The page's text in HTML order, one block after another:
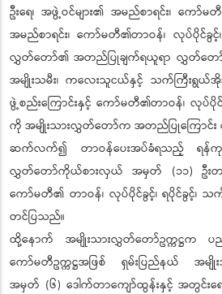
ဦးရေ၊ အဖွဲ့ဝင်များ၏ အမည်စာရင်း၊ ကော်မ
အမည်စာရင်း၊ ကော်မတီ၏တာဝန်၊ လုပ်ပိုင်
လွှတ်တော်၏ အတည်ပြုချက်ရယူရာ လွှတ်တေ
အမျိုးသမီး၊ ကလေးသူငယ်နှင့် သက်ကြီးရွယ်
ဖွဲ့စည်းကြောင်းနှင့် ကော်မတီ၏တာဝန်၊ လုပ်
ကို အမျိုးသားလွှတ်တော်က အတည်ပြုကြောင်း
ဆက်လက်၍ တာဝန်ပေးအပ်ခံရသည့် ရန်ကုန်
လွှတ်တော်ကိုယ်စားလှယ် အမှတ် (၁၁) ဦးတင့်
ကော်မတီ၏ တာဝန်၊ လုပ်ပိုင်ခွင့်၊ ရပိုင်ခွင့်၊ သ
တင်ပြသည်။
ထို့နောက် အမျိုးသားလွှတ်တော်ဥက္ကဋ္ဌက ပ
ကော်မတီဥက္ကဋ္ဌအဖြစ် ရှမ်းပြည်နယ် အမ
အမှတ် (၆) ဒေါက်တာကျော်ထွန်းနှင့် အတွင်းရ